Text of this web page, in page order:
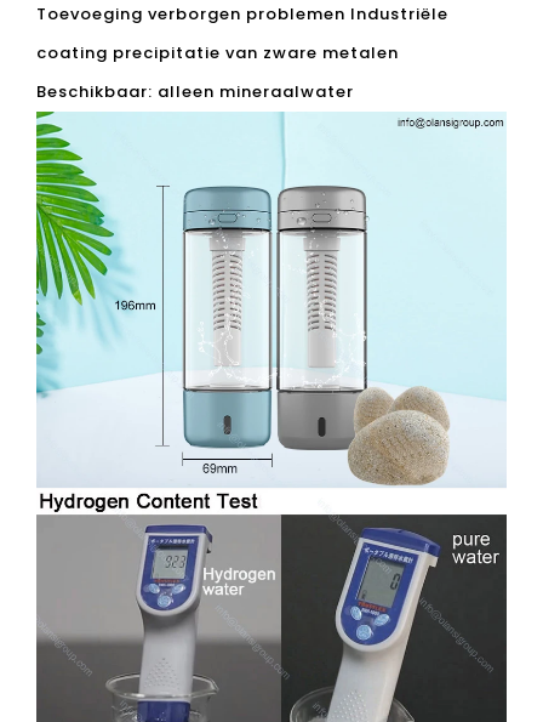
onderste vent
Afvalwateropbergdoos is 10 keer geschikt voor
elektrolyse
Waterstof en zuurstofscheiding waterstof
waterfles
Pure waterstof ↑ zuurstof ozon chlorinechloride ↓